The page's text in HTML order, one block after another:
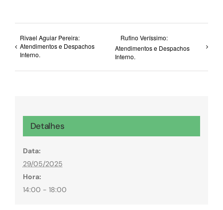
Rivael Aguiar Pereira:
Atendimentos e Despachos
Interno.
Rufino Veríssimo:
Atendimentos e Despachos
Interno.
Detalhes
Data:
29/05/2025
Hora:
14:00 - 18:00